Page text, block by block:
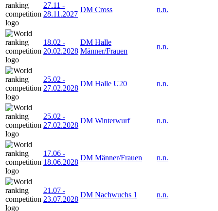
27.11 -
28.11.2027
DM Cross n.n.
18.02 -
20.02.2028
DM Halle
Männer/Frauen
n.n.
25.02 -
27.02.2028
DM Halle U20 n.n.
25.02 -
27.02.2028
DM Winterwurf n.n.
17.06 -
18.06.2028
DM Männer/Frauen n.n.
21.07 -
23.07.2028
DM Nachwuchs 1 n.n.